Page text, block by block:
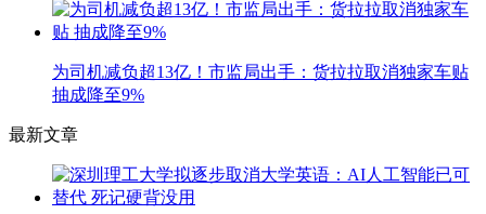
为司机减负超13亿！市监局出手：货拉拉取消独家车贴
抽成降至9%
最新文章